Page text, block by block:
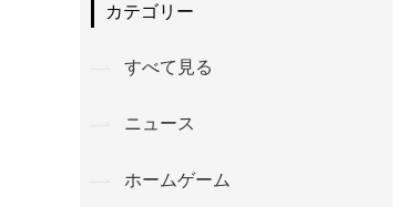
カテゴリー
すべて見る
ニュース
ホームゲーム